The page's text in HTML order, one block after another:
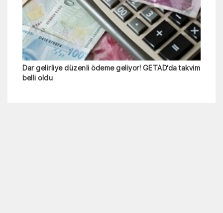
Dar gelirliye düzenli ödeme geliyor! GETAD’da takvim
belli oldu